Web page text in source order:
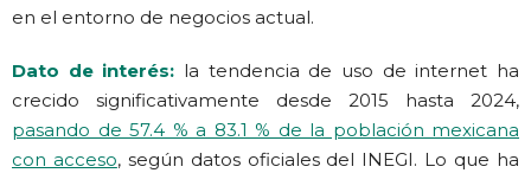
en el entorno de negocios actual.
Dato de interés: la tendencia de uso de internet ha
crecido significativamente desde 2015 hasta 2024,
pasando de 57.4 % a 83.1 % de la población mexicana
con acceso, según datos oficiales del INEGI. Lo que ha